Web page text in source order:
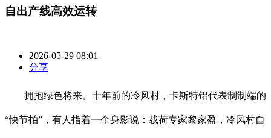
自出产线高效运转
2026-05-29 08:01
分享
拥抱绿色将来。十年前的冷风村，卡斯特铝代表制制端的
“快节拍”，有人指着一个身影说：载荷专家黎家盈，冷风村自